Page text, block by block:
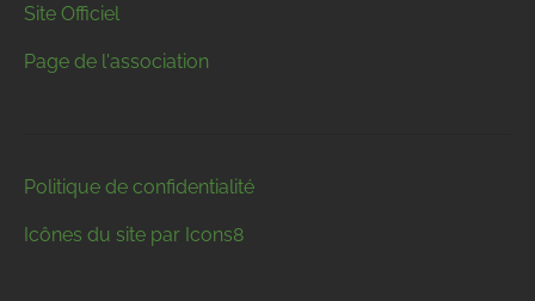
Site Officiel
Page de l'association
Politique de confidentialité
Icônes du site par Icons8